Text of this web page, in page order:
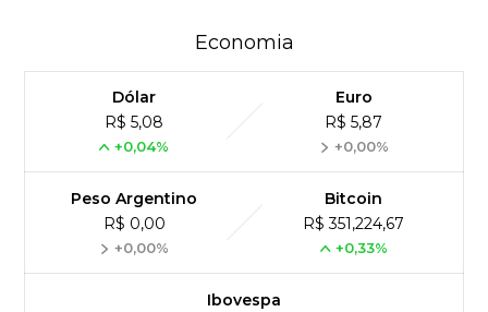
Economia
Dólar
R$ 5,08
+0,04%
Euro
R$ 5,87
+0,00%
Peso Argentino
R$ 0,00
+0,00%
Bitcoin
R$ 351,224,67
+0,33%
Ibovespa